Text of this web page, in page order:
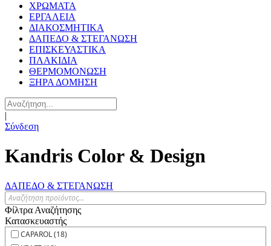
ΧΡΩΜΑΤΑ
ΕΡΓΑΛΕΙΑ
ΔΙΑΚΟΣΜΗΤΙΚΑ
ΔΑΠΕΔΟ & ΣΤΕΓΑΝΩΣΗ
ΕΠΙΣΚΕΥΑΣΤΙΚΑ
ΠΛΑΚΙΔΙA
ΘΕΡΜΟΜΟΝΩΣΗ
ΞΗΡΑ ΔΟΜΗΣΗ
|
Σύνδεση
Kandris Color & Design
ΔΑΠΕΔΟ & ΣΤΕΓΑΝΩΣΗ
Φίλτρα Αναζήτησης
Κατασκευαστής
CAPAROL (18)